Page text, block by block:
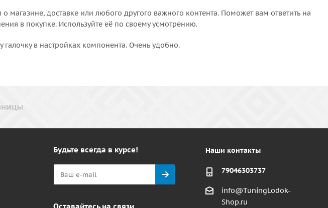
доставке или любого другого важного контента. Поможет вам ответить на
в покупке. Используйте её по своему усмотрению.
в настройках компонента. Очень удобно.
Будьте всегда в курсе! Наши контакты
79046303737
info@TuningLodok-
Shop.ru